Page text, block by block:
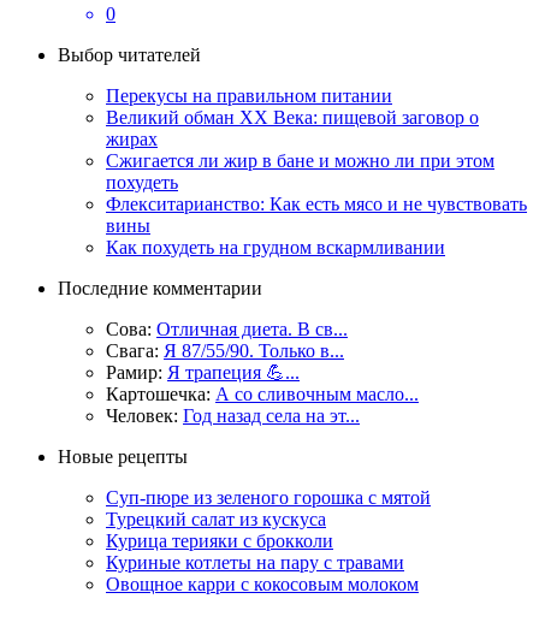
0
Выбор читателей
Перекусы на правильном питании
Великий обман XX Века: пищевой заговор о
жирах
Сжигается ли жир в бане и можно ли при этом
похудеть
Флекситарианство: Как есть мясо и не чувствовать
вины
Как похудеть на грудном вскармливании
Последние комментарии
Сова: Отличная диета. В св...
Свага: Я 87/55/90. Только в...
Рамир: Я трапеция 💪...
Картошечка: А со сливочным масло...
Человек: Год назад села на эт...
Новые рецепты
Суп-пюре из зеленого горошка с мятой
Турецкий салат из кускуса
Курица терияки с брокколи
Куриные котлеты на пару с травами
Овощное карри с кокосовым молоком